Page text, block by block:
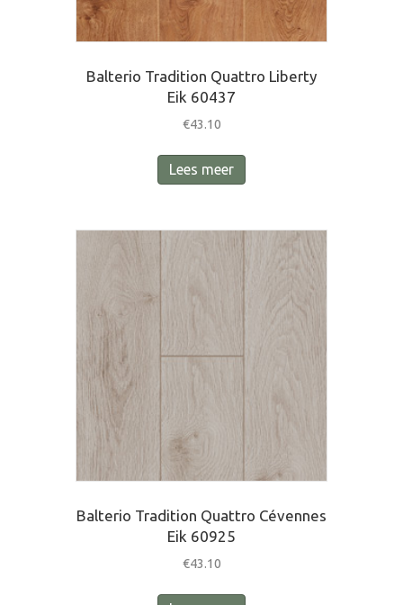
Balterio Tradition Quattro Liberty
Eik 60437
€43.10
Lees meer
Balterio Tradition Quattro Cévennes
Eik 60925
€43.10